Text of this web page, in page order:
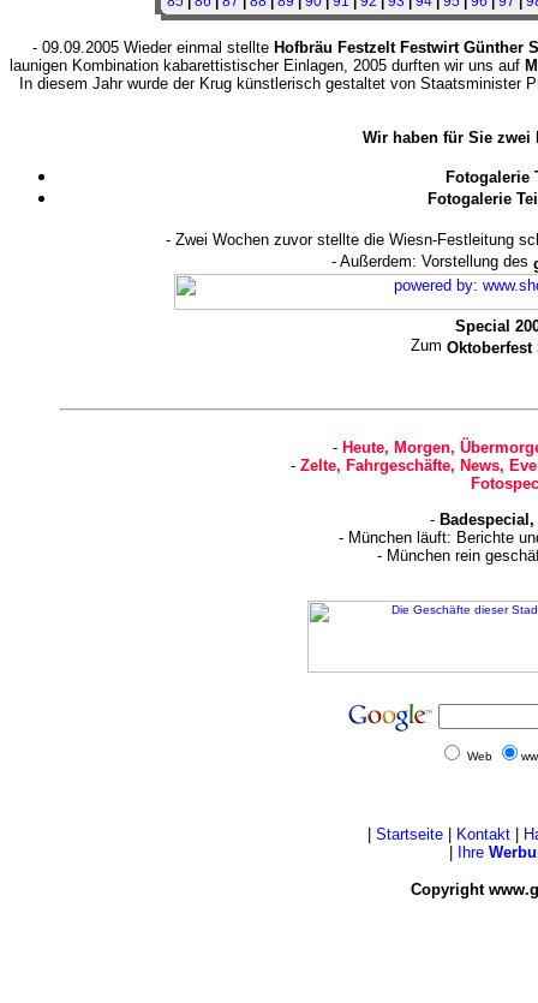
- 09.09.2005 Wieder einmal stellteHofbräu Festzelt Festwirt Günther
launigen Kombination kabarettistischer Einlagen, 2005 durften wir uns auf
In diesem Jahr wurde der Krug künstlerisch gestaltet von Staatsminister
Wir haben für Sie
Fotogalerie
Fotogalerie
- Zwei Wochen zuvor stellte die Wiesn-Festleitung
- Außerdem: Vorstellung des
Special
Zum Oktoberfest
- Heute, Morgen,
- Zelte, Fahrgeschäfte, News,
-
- München läuft: Berichte
- München rein
Web
Startseite| Kontakt|
Ihre
Copyright